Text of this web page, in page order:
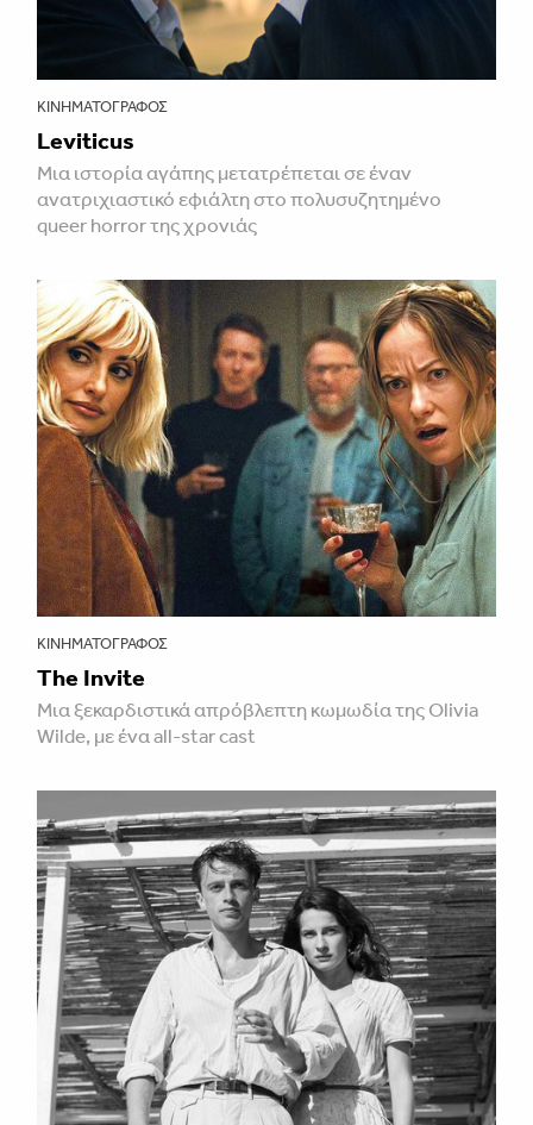
ΚΙΝΗΜΑΤΟΓΡΆΦΟΣ
Leviticus
Μια ιστορία αγάπης μετατρέπεται σε έναν
ανατριχιαστικό εφιάλτη στο πολυσυζητημένο
queer horror της χρονιάς
ΚΙΝΗΜΑΤΟΓΡΆΦΟΣ
The Invite
Μια ξεκαρδιστικά απρόβλεπτη κωμωδία της Olivia
Wilde, με ένα all-star cast